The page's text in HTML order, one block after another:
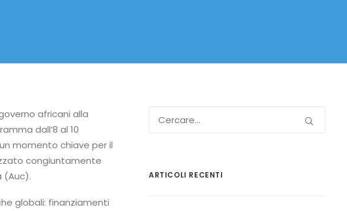
africani alla
dall’8 al 10
momento chiave per il
congiuntamente
(Auc).
globali: finanziamenti
ARTICOLI RECENTI